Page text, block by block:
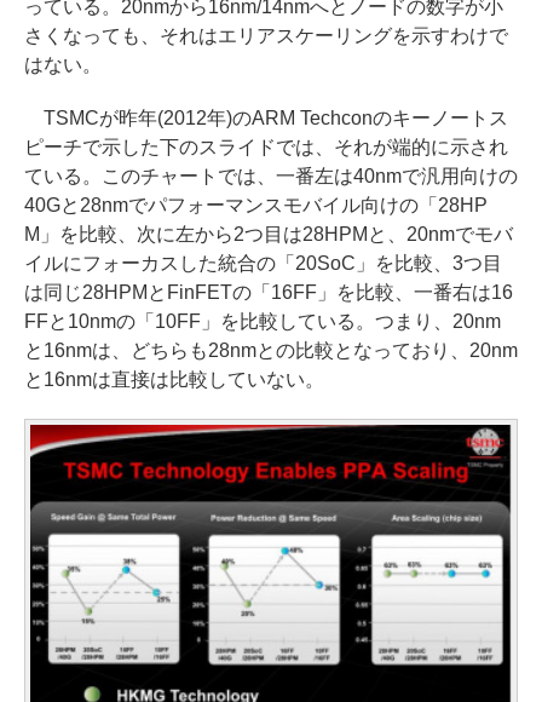
っている。20nmから16nm/14nmへとノードの数字が小
さくなっても、それはエリアスケーリングを示すわけで
はない。
TSMCが昨年(2012年)のARM Techconのキーノートス
ピーチで示した下のスライドでは、それが端的に示され
ている。このチャートでは、一番左は40nmで汎用向けの
40Gと28nmでパフォーマンスモバイル向けの「28HP
M」を比較、次に左から2つ目は28HPMと、20nmでモバ
イルにフォーカスした統合の「20SoC」を比較、3つ目
は同じ28HPMとFinFETの「16FF」を比較、一番右は16
FFと10nmの「10FF」を比較している。つまり、20nm
と16nmは、どちらも28nmとの比較となっており、20nm
と16nmは直接は比較していない。